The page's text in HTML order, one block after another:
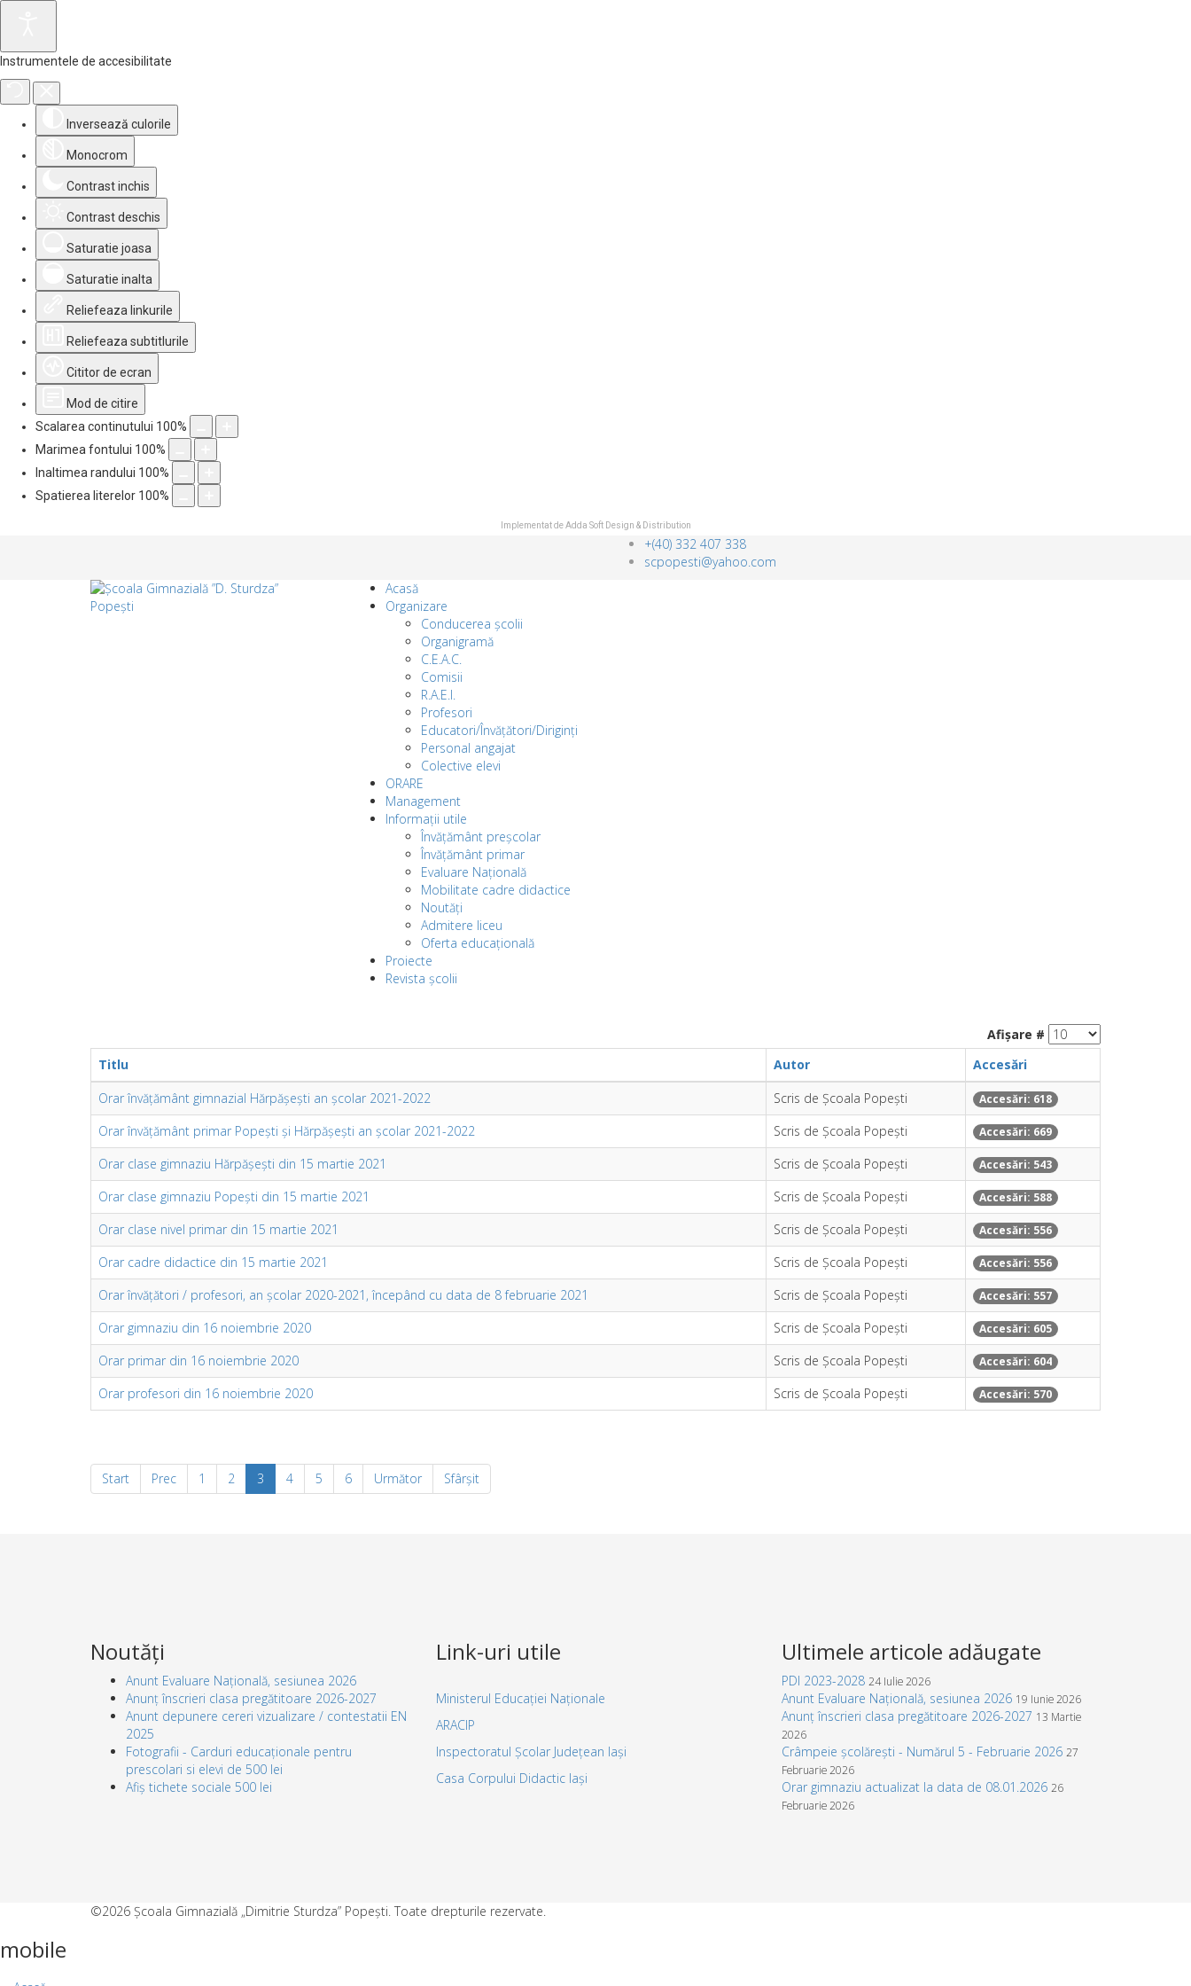
Instrumentele de accesibilitate
Inversează culorile
Monocrom
Contrast inchis
Contrast deschis
Saturatie joasa
Saturatie inalta
Reliefeaza linkurile
Reliefeaza subtitlurile
Cititor de ecran
Mod de citire
Scalarea continutului 100%
Marimea fontului 100%
Inaltimea randului 100%
Spatierea literelor 100%
Implementat deAdda Soft Design & Distribution
+(40) 332 407 338
scpopesti@yahoo.com
Acasă
Organizare
Conducerea școlii
Organigramă
C.E.A.C.
Comisii
R.A.E.I.
Profesori
Educatori/Învățători/Diriginți
Personal angajat
Colective elevi
ORARE
Management
Informații utile
Învățământ preșcolar
Învățământ primar
Evaluare Națională
Mobilitate cadre didactice
Noutăți
Admitere liceu
Oferta educațională
Proiecte
Revista școlii
Afișare #
Titlu
Autor
Accesări
Orar învățământ gimnazial Hărpășești an școlar 2021-2022
Scris de Școala Popești Accesări: 618
Orar învățământ primar Popești și Hărpășești an școlar 2021-2022 Scris de Școala Popești Accesări: 669
Orar clase gimnaziu Hărpășești din 15 martie 2021 Scris de Școala Popești Accesări: 543
Orar clase gimnaziu Popești din 15 martie 2021 Scris de Școala Popești Accesări: 588
Orar clase nivel primar din 15 martie 2021 Scris de Școala Popești Accesări: 556
Orar cadre didactice din 15 martie 2021 Scris de Școala Popești Accesări: 556
Orar învățători / profesori, an școlar 2020-2021, începând cu data de 8 februarie 2021 Scris de Școala Popești Accesări: 557
Orar gimnaziu din 16 noiembrie 2020 Scris de Școala Popești Accesări: 605
Orar primar din 16 noiembrie 2020 Scris de Școala Popești Accesări: 604
Orar profesori din 16 noiembrie 2020 Scris de Școala Popești Accesări: 570
Start Prec 1 2 3 4 5 6 Următor Sfârșit
Noutăți
Anunt Evaluare Națională, sesiunea 2026
Anunț înscrieri clasa pregătitoare 2026-2027
Anunt depunere cereri vizualizare / contestatii EN
2025
Fotografii - Carduri educaționale pentru
prescolari si elevi de 500 lei
Afiș tichete sociale 500 lei
Link-uri utile
Ministerul Educației Naționale
ARACIP
Inspectoratul Școlar Județean Iași
Casa Corpului Didactic Iași
Ultimele articole adăugate
PDI 2023-2028 24 Iulie 2026
Anunt Evaluare Națională, sesiunea 2026 19 Iunie 2026
Anunț înscrieri clasa pregătitoare 2026-2027 13 Martie
2026
Crâmpeie școlărești - Numărul 5 - Februarie 2026 27
Februarie 2026
Orar gimnaziu actualizat la data de 08.01.2026 26
Februarie 2026
©2026 Școala Gimnazială „Dimitrie Sturdza” Popești. Toate drepturile rezervate.
mobile